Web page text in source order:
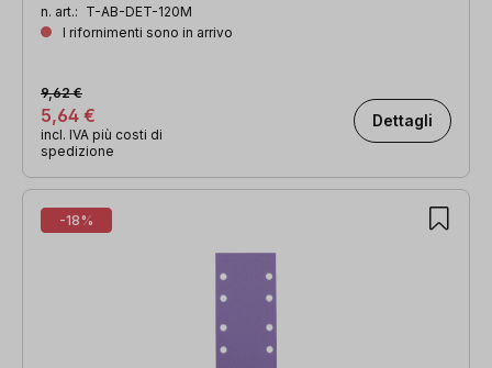
n. art.: T-AB-DET-120M
I rifornimenti sono in arrivo
5,64 €
9,62 €
incl. IVA più costi di
spedizione
Dettagli
-18%